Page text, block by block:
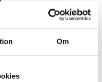
Om
kabelskor mm